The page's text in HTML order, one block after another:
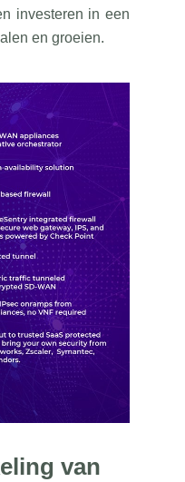
investeren in een
en groeien.
van